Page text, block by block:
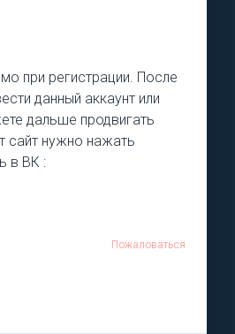
при регистрации. После
данный аккаунт или
дальше продвигать
сайт нужно нажать
в ВК :
Пожаловаться